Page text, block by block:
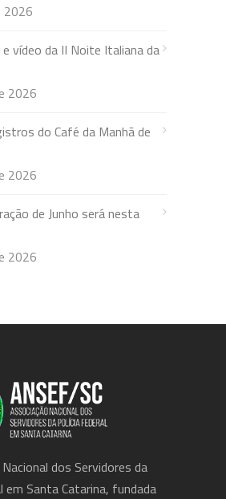
2026
vídeo da II Noite Italiana da
2026
do Café da Manhã de
2026
de Junho será nesta
2026
dos Servidores da
em Santa Catarina, fundada